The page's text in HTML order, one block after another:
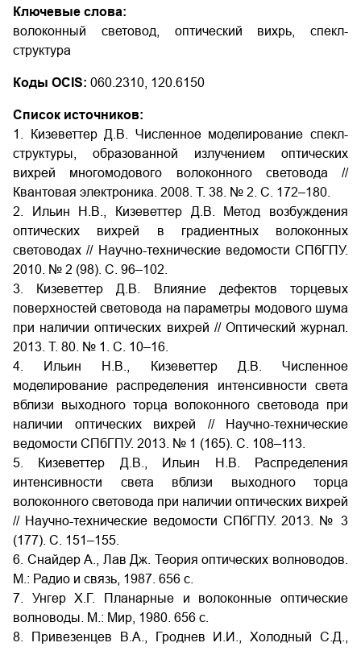
Ключевые слова:
волоконный световод, оптический вихрь, спекл-
структура
Коды OCIS: 060.2310, 120.6150
Список источников:
1. Кизеветтер Д.В. Численное моделирование спекл-
структуры, образованной излучением оптических
вихрей многомодового волоконного световода //
Квантовая электроника. 2008. Т. 38. № 2. С. 172–180.
2. Ильин Н.В., Кизеветтер Д.В. Метод возбуждения
оптических вихрей в градиентных волоконных
световодах // Научно-технические ведомости СПбГПУ.
2010. № 2 (98). С. 96–102.
3. Кизеветтер Д.В. Влияние дефектов торцевых
поверхностей световода на параметры модового шума
при наличии оптических вихрей // Оптический журнал.
2013. Т. 80. № 1. С. 10–16.
4. Ильин Н.В., Кизеветтер Д.В. Численное
моделирование распределения интенсивности света
вблизи выходного торца волоконного световода при
наличии оптических вихрей // Научно-технические
ведомости СПбГПУ. 2013. № 1 (165). С. 108–113.
5. Кизеветтер Д.В., Ильин Н.В. Распределения
интенсивности света вблизи выходного торца
волоконного световода при наличии оптических вихрей
// Научно-технические ведомости СПбГПУ. 2013. № 3
(177). С. 151–155.
6. Снайдер А., Лав Дж. Теория оптических волноводов.
М.: Радио и связь, 1987. 656 с.
7. Унгер Х.Г. Планарные и волоконные оптические
волноводы. М.: Мир, 1980. 656 с.
8. Привезенцев В.А., Гроднев И.И., Холодный С.Д.,